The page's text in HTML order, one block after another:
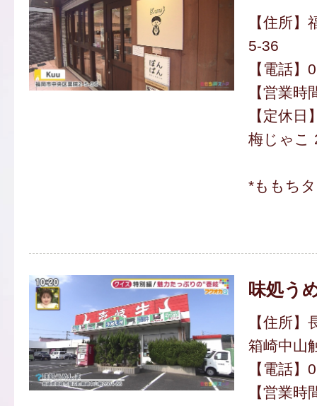
【住所
5-36
【電話
【営業
【定休日
梅じゃこ
*ももち
味処う
【住所
箱崎中山
【電話
【営業